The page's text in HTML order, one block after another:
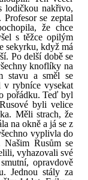
lodičkou nakřivo,
se zeptal
že chce
s těžce opilým
sekyrku, když má
Po delší době se
knoflíky na
stavu a směl se
v rybníce vysekat
pořádku. Teď byl
byli velice
Měli strach, že
na okně a já se z
vyplivla do
Rusům se
vyhazovali své
opravdově
Jednou stály za